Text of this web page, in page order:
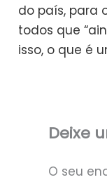
do país, para
todos que
isso, o que é
Deixe
O seu